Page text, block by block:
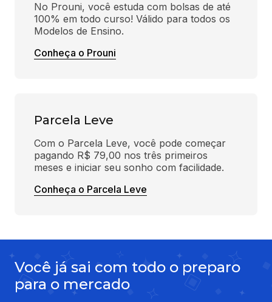
No Prouni, você estuda com bolsas de até
100% em todo curso! Válido para todos os
Modelos de Ensino.
Conheça o Prouni
Parcela Leve
Com o Parcela Leve, você pode começar
pagando R$ 79,00 nos três primeiros
meses e iniciar seu sonho com facilidade.
Conheça o Parcela Leve
Você já sai com todo o preparo
para o mercado